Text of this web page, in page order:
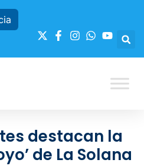
destacan la
de La Solana